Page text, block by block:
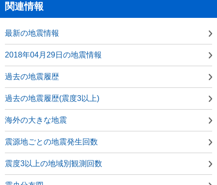
関連情報
最新の地震情報
2018年04月29日の地震情報
過去の地震履歴
過去の地震履歴(震度3以上)
海外の大きな地震
震源地ごとの地震発生回数
震度3以上の地域別観測回数